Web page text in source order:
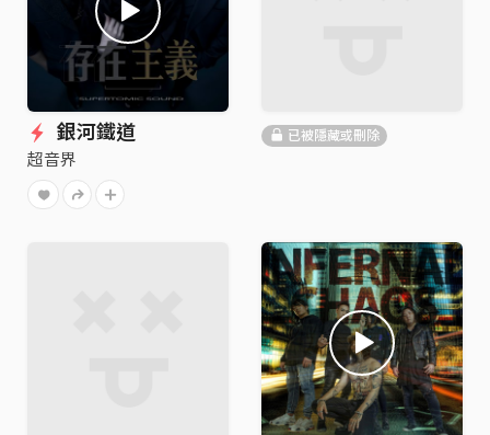
銀河鐵道
超音界
已被隱藏或刪除